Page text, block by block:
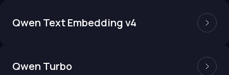
Qwen Text Embedding v4
Qwen Turbo